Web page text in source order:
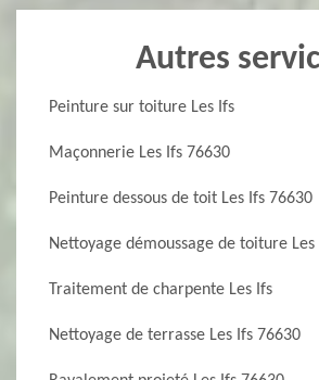
Autres
Peinture sur toiture Les Ifs
Maçonnerie Les Ifs 76630
Peinture dessous de toit Les Ifs 76630
Nettoyage démoussage de toiture Les
Traitement de charpente Les Ifs
Nettoyage de terrasse Les Ifs 76630